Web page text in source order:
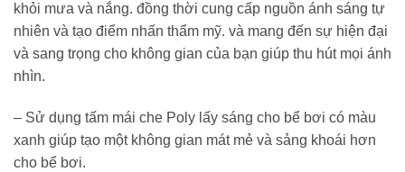
khỏi mưa và nắng. đồng thời cung cấp nguồn ánh sáng tự
nhiên và tạo điểm nhấn thẩm mỹ. và mang đến sự hiện đại
và sang trọng cho không gian của bạn giúp thu hút mọi ánh
nhìn.
– Sử dụng tấm mái che Poly lấy sáng cho bể bơi có màu
xanh giúp tạo một không gian mát mẻ và sảng khoái hơn
cho bể bơi.